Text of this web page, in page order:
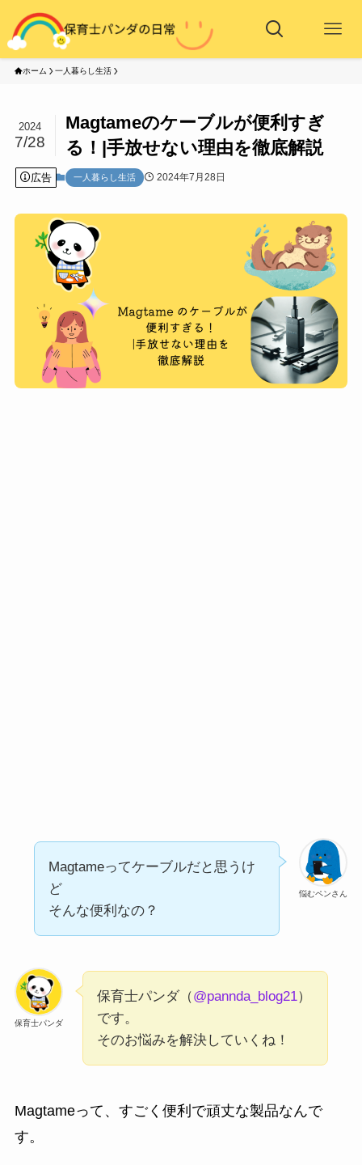
ホーム 一人暮らし生活
Magtameのケーブルが便利すぎ
る！|手放せない理由を徹底解説
2024
7/28
広告 一人暮らし生活 2024年7月28日
悩むペンさん
Magtameってケーブルだと思うけ
ど
そんな便利なの？
保育士パンダ
保育士パンダ（@pannda_blog21）
です。
そのお悩みを解決していくね！
Magtameって、すごく便利で頑丈な製品なんで
す。